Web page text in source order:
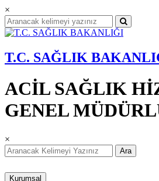
×
T.C. SAĞLIK
ACİL SAĞLIK
GENEL
×
Ara
Kurumsal